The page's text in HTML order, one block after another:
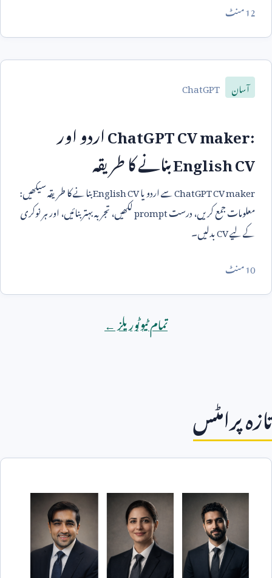
12منٹ
آسان ChatGPT
ChatGPT CV maker:اردو اور
English CVبنانے کا طریقہ
ChatGPT CV makerسے اردو یاEnglish CVبنانے کا طریقہ سیکھیں:
معلومات جمع کریں، درستpromptلکھیں، تجربہ بہتر بنائیں، اور ہر نوکری
کے لیےCVبدلیں۔
10منٹ
تمام ٹیوٹوریلز ←
تازہ پرامٹس